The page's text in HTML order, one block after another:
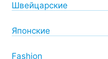
Швейцарские
Японские
Fashion